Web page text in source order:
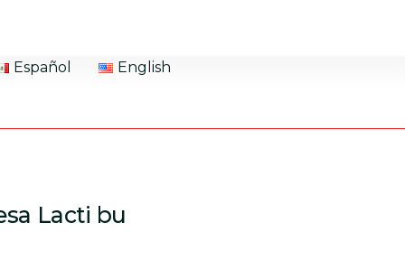
Español English
Lacti bu